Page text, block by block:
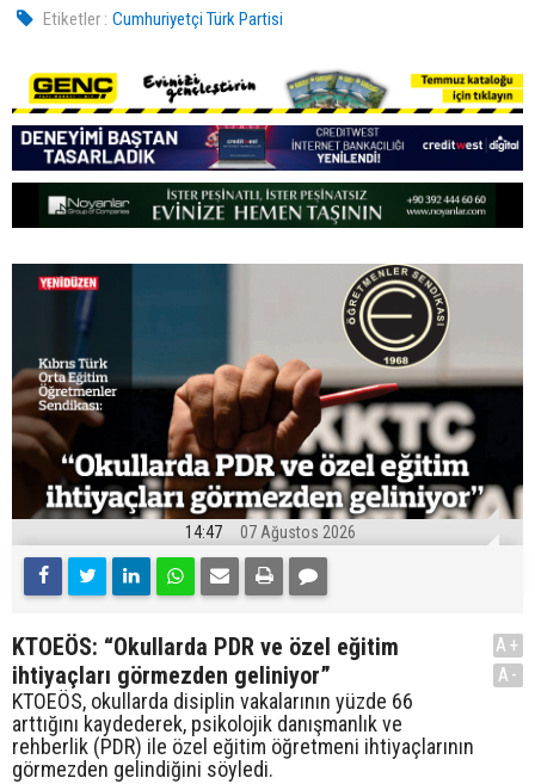
Etiketler : Cumhuriyetçi Türk Partisi
14:47 07 Ağustos 2026
KTOEÖS: “Okullarda PDR ve özel eğitim
ihtiyaçları görmezden geliniyor”
KTOEÖS, okullarda disiplin vakalarının yüzde 66
arttığını kaydederek, psikolojik danışmanlık ve
rehberlik (PDR) ile özel eğitim öğretmeni ihtiyaçlarının
görmezden gelindiğini söyledi.
A+
A-